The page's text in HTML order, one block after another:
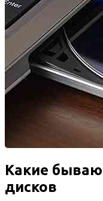
Какие
дисков